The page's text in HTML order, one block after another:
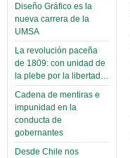
Diseño Gráfico es la
nueva carrera de la
UMSA
La revolución paceña
de 1809: con unidad de
la plebe por la libertad…
Cadena de mentiras e
impunidad en la
conducta de
gobernantes
Desde Chile nos